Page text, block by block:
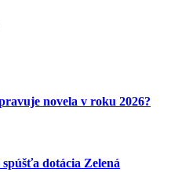
novela v roku 2026?
dotácia Zelená